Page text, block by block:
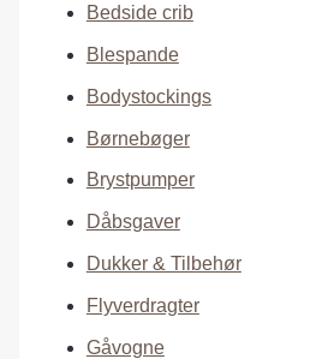
Bedside crib
Blespande
Bodystockings
Børnebøger
Brystpumper
Dåbsgaver
Dukker & Tilbehør
Flyverdragter
Gåvogne